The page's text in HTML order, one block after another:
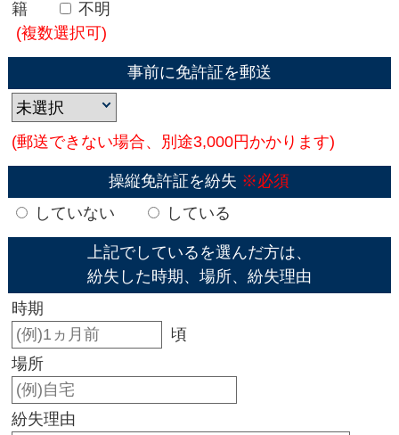
籍
不明
(複数選択可)
事前に免許証を郵送
(郵送できない場合、別途3,000円かかります)
操縦免許証を紛失 ※必須
していない
している
上記でしているを選んだ方は、
紛失した時期、場所、紛失理由
時期
頃
場所
紛失理由